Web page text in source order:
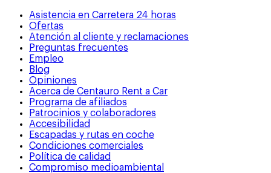
Asistencia en Carretera 24 horas
Ofertas
Atención al cliente y reclamaciones
Preguntas frecuentes
Empleo
Blog
Opiniones
Acerca de Centauro Rent a Car
Programa de afiliados
Patrocinios y colaboradores
Accesibilidad
Escapadas y rutas en coche
Condiciones comerciales
Política de calidad
Compromiso medioambiental